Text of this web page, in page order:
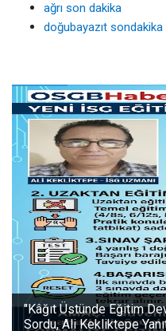
ağrı son dakika
doğubayazıt sondakika